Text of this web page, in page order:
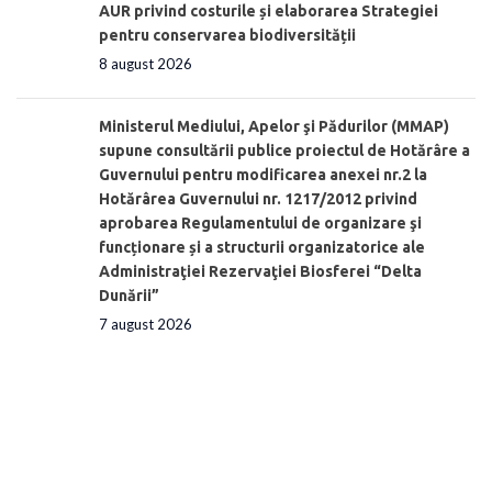
AUR privind costurile și elaborarea Strategiei
pentru conservarea biodiversității
8 august 2026
Ministerul Mediului, Apelor şi Pădurilor (MMAP)
supune consultării publice proiectul de Hotărâre a
Guvernului pentru modificarea anexei nr.2 la
Hotărârea Guvernului nr. 1217/2012 privind
aprobarea Regulamentului de organizare şi
funcționare și a structurii organizatorice ale
Administraţiei Rezervaţiei Biosferei “Delta
Dunării”
7 august 2026